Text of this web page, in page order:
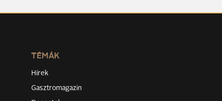
TÉMÁK
Hírek
Gasztromagazin